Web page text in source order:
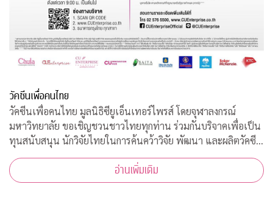
วัคซีนเพื่อคนไทย
วัคซีนเพื่อคนไทย มูลนิธิซียูเอ็นเทอร์ไพรส์ โดยจุฬาลงกรณ์
มหาวิทยาลัย ขอเชิญชวนชาวไทยทุกท่าน ร่วมกันบริจาคเพื่อเป็น
ทุนสนับสนุน นักวิจัยไทยในการค้นคว้าวิจัย พัฒนา และผลิตวัคซีน
ต้านโควิด-19*
อ่านเพิ่มเติม